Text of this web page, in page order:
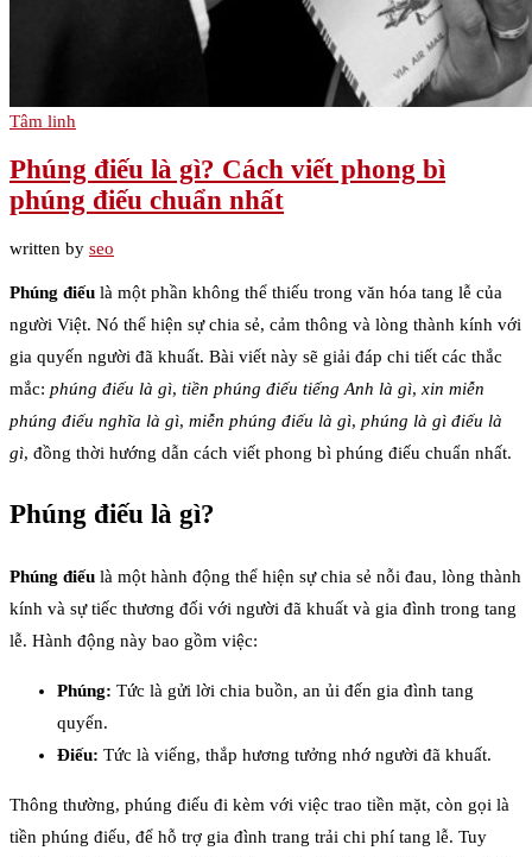
Tâm linh
Phúng điếu là gì? Cách viết phong bì
phúng điếu chuẩn nhất
written by seo
Phúng điếu là một phần không thể thiếu trong văn hóa tang lễ của
người Việt. Nó thể hiện sự chia sẻ, cảm thông và lòng thành kính với
gia quyến người đã khuất. Bài viết này sẽ giải đáp chi tiết các thắc
mắc: phúng điếu là gì, tiền phúng điếu tiếng Anh là gì, xin miễn
phúng điếu nghĩa là gì, miễn phúng điếu là gì, phúng là gì điếu là
gì, đồng thời hướng dẫn cách viết phong bì phúng điếu chuẩn nhất.
Phúng điếu là gì?
Phúng điếu là một hành động thể hiện sự chia sẻ nỗi đau, lòng thành
kính và sự tiếc thương đối với người đã khuất và gia đình trong tang
lễ. Hành động này bao gồm việc:
Phúng: Tức là gửi lời chia buồn, an ủi đến gia đình tang
quyến.
Điếu: Tức là viếng, thắp hương tưởng nhớ người đã khuất.
Thông thường, phúng điếu đi kèm với việc trao tiền mặt, còn gọi là
tiền phúng điếu, để hỗ trợ gia đình trang trải chi phí tang lễ. Tuy